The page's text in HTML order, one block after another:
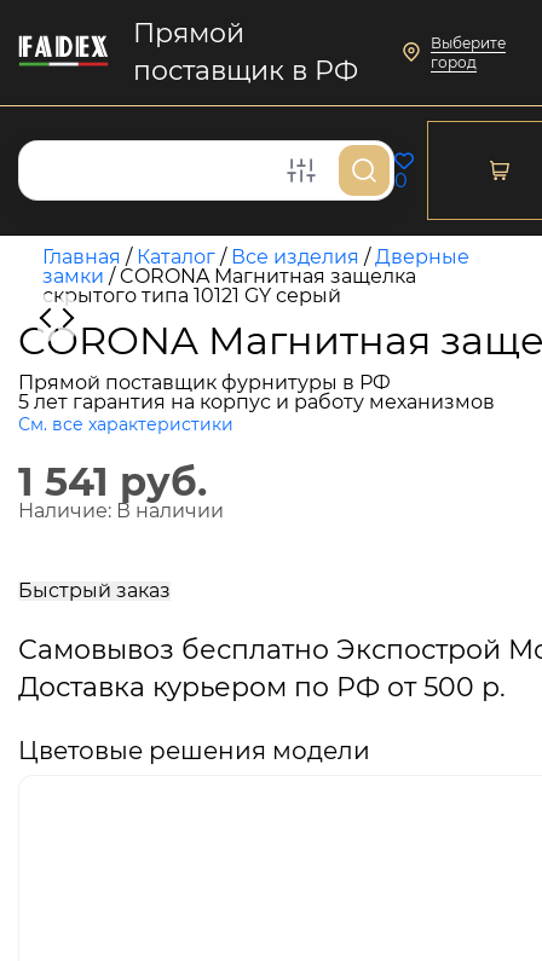
Прямой
поставщик в РФ
Выберите
город
0
Главная / Каталог / Все изделия /Дверные
замки /CORONA Mагнитная защелка
скрытого типа 10121 GY серый
CORONA Mагнитная
Прямой поставщик фурнитуры в РФ
5 лет гарантия на корпус и работу механизмов
См. все характеристики
1 541 руб.
Наличие: В наличии
Быстрый заказ
Самовывоз бесплатно Экспострой
Доставка курьером по РФ от 500 р.
Цветовые решения модели